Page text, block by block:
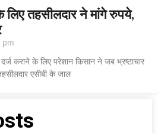
लिए तहसीलदार ने मांगे रुपये,
pm
कराने के लिए परेशान किसान ने जब भ्रष्टाचार
एसीबी के जाल